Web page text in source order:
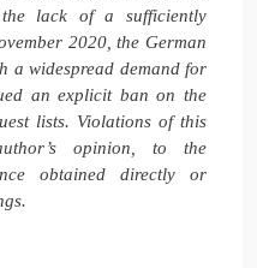
lack of a sufficiently
2020, the German
a widespread demand for
an explicit ban on the
lists. Violations of this
opinion, to the
obtained directly or